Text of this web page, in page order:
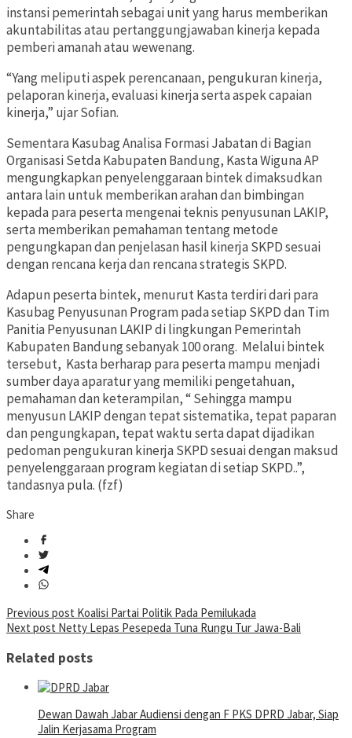
instansi pemerintah sebagai unit yang harus memberikan
akuntabilitas atau pertanggungjawaban kinerja kepada
pemberi amanah atau wewenang.
“Yang meliputi aspek perencanaan, pengukuran kinerja,
pelaporan kinerja, evaluasi kinerja serta aspek capaian
kinerja,” ujar Sofian.
Sementara Kasubag Analisa Formasi Jabatan di Bagian
Organisasi Setda Kabupaten Bandung, Kasta Wiguna AP
mengungkapkan penyelenggaraan bintek dimaksudkan
antara lain untuk memberikan arahan dan bimbingan
kepada para peserta mengenai teknis penyusunan LAKIP,
serta memberikan pemahaman tentang metode
pengungkapan dan penjelasan hasil kinerja SKPD sesuai
dengan rencana kerja dan rencana strategis SKPD.
Adapun peserta bintek, menurut Kasta terdiri dari para
Kasubag Penyusunan Program pada setiap SKPD dan Tim
Panitia Penyusunan LAKIP di lingkungan Pemerintah
Kabupaten Bandung sebanyak 100 orang. Melalui bintek
tersebut, Kasta berharap para peserta mampu menjadi
sumber daya aparatur yang memiliki pengetahuan,
pemahaman dan keterampilan, “ Sehingga mampu
menyusun LAKIP dengan tepat sistematika, tepat paparan
dan pengungkapan, tepat waktu serta dapat dijadikan
pedoman pengukuran kinerja SKPD sesuai dengan maksud
penyelenggaraan program kegiatan di setiap SKPD..”,
tandasnya pula. (fzf)
Share
Post
navigation
Previous post Koalisi Partai Politik Pada Pemilukada
Next post Netty Lepas Pesepeda Tuna Rungu Tur Jawa-Bali
Related posts
Dewan Dawah Jabar Audiensi dengan F PKS DPRD Jabar, Siap
Jalin Kerjasama Program